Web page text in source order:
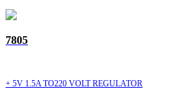
7805
+ 5V 1.5A TO220 VOLT REGULATOR